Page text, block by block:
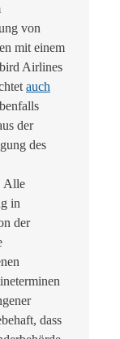
von
mit einem
Airlines
auch
der
des
Alle
in
der
dass